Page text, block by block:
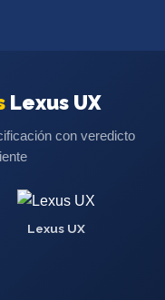
Lexus UX
con veredicto
Lexus UX